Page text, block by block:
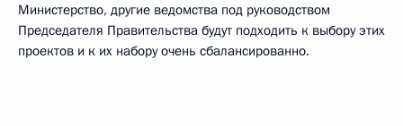
Министерство, другие ведомства под руководством
Председателя Правительства будут подходить к выбору этих
проектов и к их набору очень сбалансированно.